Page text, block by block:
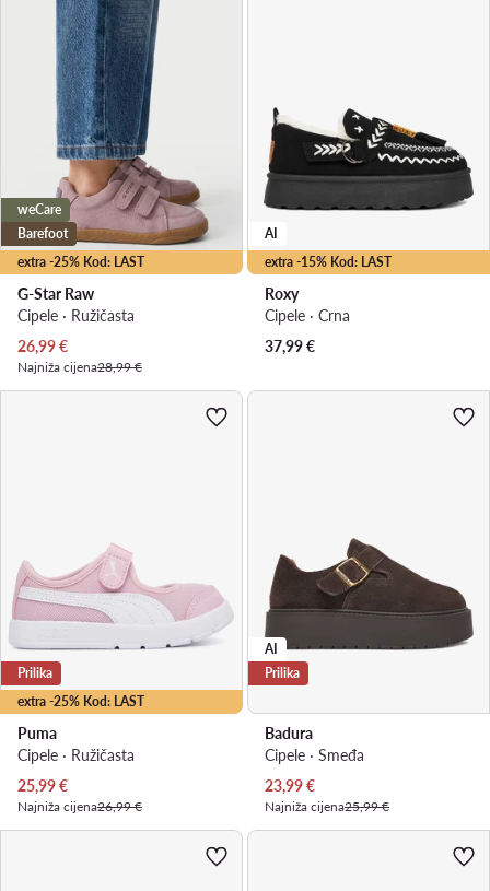
extra -25% Kod: LAST
weCare
Barefoot
G-Star Raw
Cipele · Ružičasta
Trenutna cijena
26,99€
Najniža cijena28,99 €
extra -15% Kod: LAST
AI
Roxy
Cipele · Crna
37,99€
extra -25% Kod: LAST
Prilika
Puma
Cipele · Ružičasta
Trenutna cijena
25,99€
Najniža cijena26,99 €
AI
Prilika
Badura
Cipele · Smeđa
Trenutna cijena
23,99€
Najniža cijena25,99 €